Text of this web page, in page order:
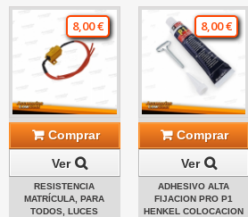
8,00 €
Comprar
Ver
RESISTENCIA
MATRÍCULA, PARA
TODOS, LUCES
8,00 €
Comprar
Ver
ADHESIVO ALTA
FIJACION PRO P1
HENKEL COLOCACION